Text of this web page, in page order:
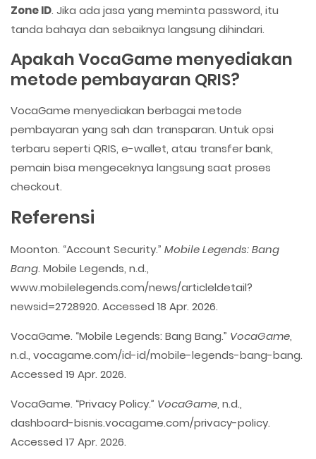
Zone ID. Jika ada jasa yang meminta password, itu
tanda bahaya dan sebaiknya langsung dihindari.
Apakah VocaGame menyediakan
metode pembayaran QRIS?
VocaGame menyediakan berbagai metode
pembayaran yang sah dan transparan. Untuk opsi
terbaru seperti QRIS, e-wallet, atau transfer bank,
pemain bisa mengeceknya langsung saat proses
checkout.
Referensi
Moonton. “Account Security.” Mobile Legends: Bang
Bang. Mobile Legends, n.d.,
www.mobilelegends.com/news/articleldetail?
newsid=2728920. Accessed 18 Apr. 2026.
VocaGame. “Mobile Legends: Bang Bang.” VocaGame,
n.d., vocagame.com/id-id/mobile-legends-bang-bang.
Accessed 19 Apr. 2026.
VocaGame. “Privacy Policy.” VocaGame, n.d.,
dashboard-bisnis.vocagame.com/privacy-policy.
Accessed 17 Apr. 2026.